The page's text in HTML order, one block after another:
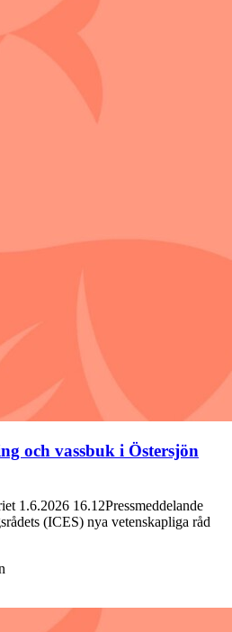
och vassbuk i Östersjön
1.6.2026 16.12Pressmeddelande
(ICES) nya vetenskapliga råd